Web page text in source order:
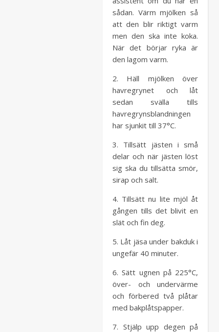
sådan. Värm mjölken så
att den blir riktigt varm
men den ska inte koka.
När det börjar ryka är
den lagom varm.
2. Häll mjölken över
havregrynet och låt
sedan svälla tills
havregrynsblandningen
har sjunkit till 37°C.
3. Tillsätt jästen i små
delar och när jästen löst
sig ska du tillsätta smör,
sirap och salt.
4. Tillsätt nu lite mjöl åt
gången tills det blivit en
slät och fin deg.
5. Låt jäsa under bakduk i
ungefär 40 minuter.
6. Sätt ugnen på 225°C,
över- och undervärme
och förbered två plåtar
med bakplåtspapper.
7. Stjälp upp degen på